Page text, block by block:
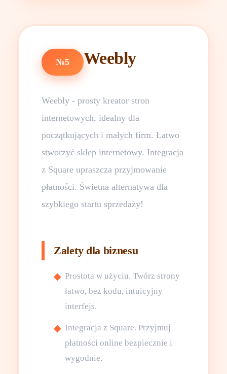
№5 Weebly
Weebly - prosty kreator stron
internetowych, idealny dla
początkujących i małych firm. Łatwo
stworzyć sklep internetowy. Integracja
z Square upraszcza przyjmowanie
płatności. Świetna alternatywa dla
szybkiego startu sprzedaży!
Zalety dla biznesu
Prostota w użyciu. Twórz strony
łatwo, bez kodu, intuicyjny
interfejs.
Integracja z Square. Przyjmuj
płatności online bezpiecznie i
wygodnie.